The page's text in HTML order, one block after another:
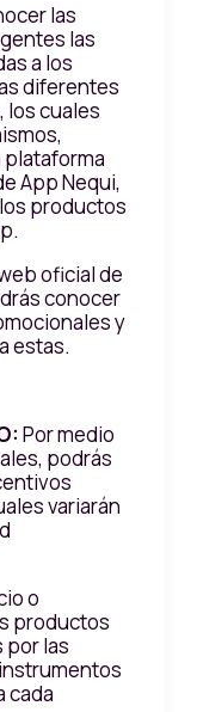
las
las
a los
diferentes
los cuales
plataforma
App Nequi,
productos
oficial de
conocer
y
estas.
Por medio
podrás
variarán
o
productos
por las
cada